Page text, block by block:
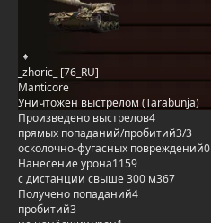
_zhoric_ [76_RU]
Manticore
Уничтожен выстрелом (Tarabunja)
Произведено выстрелов4
прямых попаданий/пробитий3/3
осколочно-фугасных повреждений0
Нанесение урона1159
с дистанции свыше 300 м367
Получено попаданий4
пробитий3